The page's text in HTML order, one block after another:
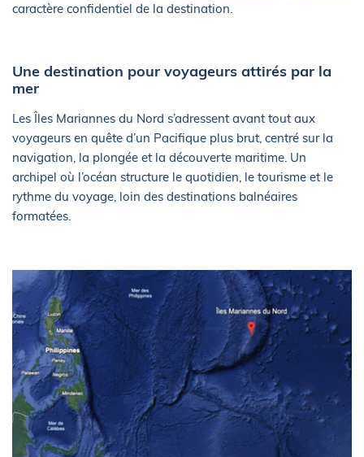
caractère confidentiel de la destination.
Une destination pour voyageurs attirés par la
mer
Les Îles Mariannes du Nord s’adressent avant tout aux
voyageurs en quête d’un Pacifique plus brut, centré sur la
navigation, la plongée et la découverte maritime. Un
archipel où l’océan structure le quotidien, le tourisme et le
rythme du voyage, loin des destinations balnéaires
formatées.